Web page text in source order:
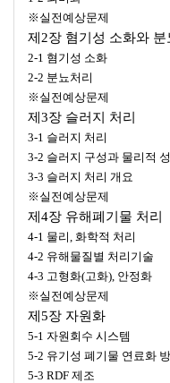
※실전예상문제
제2장 혐기성 소화와 분
2-1 혐기성 소화
2-2 분뇨처리
※실전예상문제
제3장 슬러지 처리
3-1 슬러지 처리
3-2 슬러지 구성과 물리적
3-3 슬러지 처리 개요
※실전예상문제
제4장 유해폐기물 처리
4-1 물리, 화학적 처리
4-2 유해물질별 처리기술
4-3 고형화(고화), 안정화
※실전예상문제
제5장 자원화
5-1 자원회수 시스템
5-2 유기성 폐기물 연료화
5-3 RDF 제조